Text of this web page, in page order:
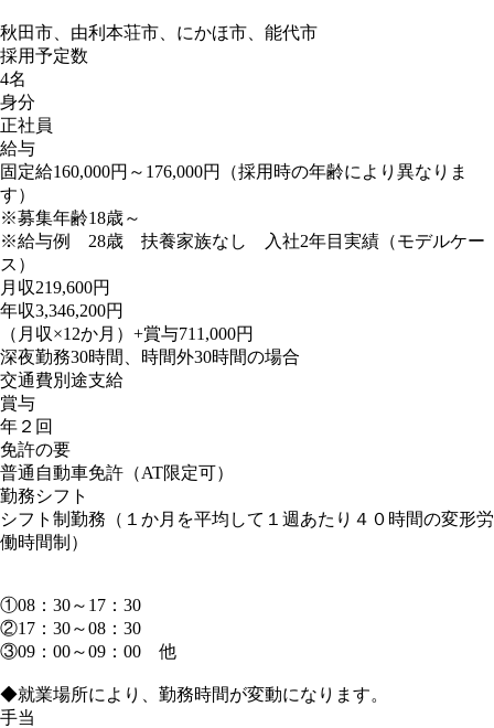
秋田市、由利本荘市、にかほ市、能代市
採用予定数
4名
身分
正社員
給与
固定給160,000円～176,000円（採用時の年齢により異なりま
す）
※募集年齢18歳～
※給与例 28歳 扶養家族なし 入社2年目実績（モデルケー
ス）
月収219,600円
年収3,346,200円
（月収×12か月）+賞与711,000円
深夜勤務30時間、時間外30時間の場合
交通費別途支給
賞与
年２回
免許の要
普通自動車免許（AT限定可）
勤務シフト
シフト制勤務（１か月を平均して１週あたり４０時間の変形労
働時間制）
①08：30～17：30
②17：30～08：30
③09：00～09：00 他
◆就業場所により、勤務時間が変動になります。
手当